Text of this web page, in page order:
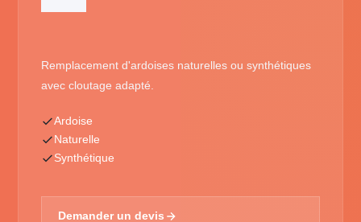
Remplacement d'ardoises naturelles ou synthétiques
avec cloutage adapté.
Ardoise
Naturelle
Synthétique
Demander un devis